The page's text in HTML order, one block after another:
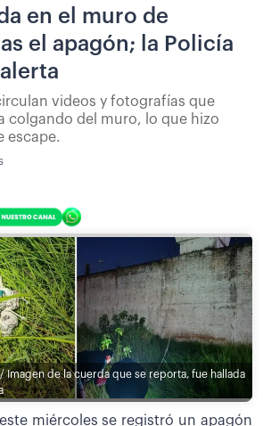
en el muro de
el apagón; la Policía
videos y fotografías que
colgando del muro, lo que hizo
escape.
Imagen de la cuerda que se reporta, fue hallada
miércoles se registró un apagón